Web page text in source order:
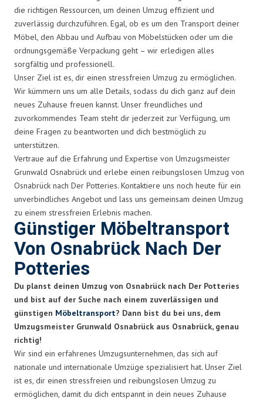
die richtigen Ressourcen, um deinen Umzug effizient und
zuverlässig durchzuführen. Egal, ob es um den Transport deiner
Möbel, den Abbau und Aufbau von Möbelstücken oder um die
ordnungsgemäße Verpackung geht – wir erledigen alles
sorgfältig und professionell.
Unser Ziel ist es, dir einen stressfreien Umzug zu ermöglichen.
Wir kümmern uns um alle Details, sodass du dich ganz auf dein
neues Zuhause freuen kannst. Unser freundliches und
zuvorkommendes Team steht dir jederzeit zur Verfügung, um
deine Fragen zu beantworten und dich bestmöglich zu
unterstützen.
Vertraue auf die Erfahrung und Expertise von Umzugsmeister
Grunwald Osnabrück und erlebe einen reibungslosen Umzug von
Osnabrück nach Der Potteries. Kontaktiere uns noch heute für ein
unverbindliches Angebot und lass uns gemeinsam deinen Umzug
zu einem stressfreien Erlebnis machen.
Günstiger Möbeltransport
Von Osnabrück Nach Der
Potteries
Du planst deinen Umzug von Osnabrück nach Der Potteries
und bist auf der Suche nach einem zuverlässigen und
günstigen Möbeltransport? Dann bist du bei uns, dem
Umzugsmeister Grunwald Osnabrück aus Osnabrück, genau
richtig!
Wir sind ein erfahrenes Umzugsunternehmen, das sich auf
nationale und internationale Umzüge spezialisiert hat. Unser Ziel
ist es, dir einen stressfreien und reibungslosen Umzug zu
ermöglichen, damit du dich entspannt in dein neues Zuhause